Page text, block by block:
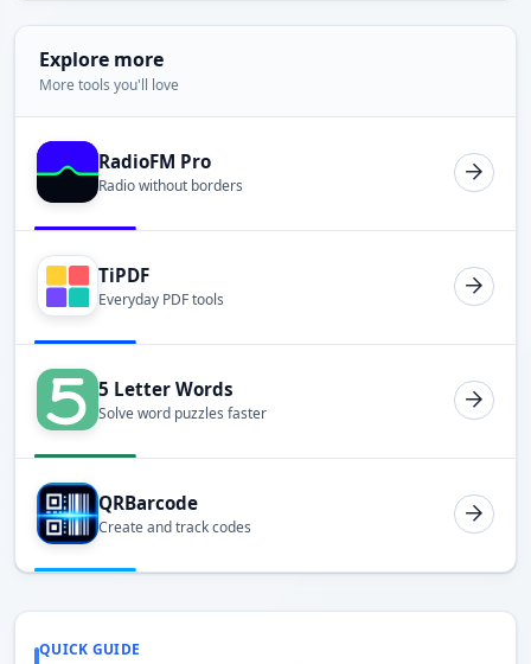
Explore more
More tools you'll love
RadioFM Pro
Radio without borders
TiPDF
Everyday PDF tools
5 Letter Words
Solve word puzzles faster
QRBarcode
Create and track codes
QUICK GUIDE